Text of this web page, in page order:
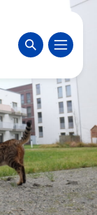
Website